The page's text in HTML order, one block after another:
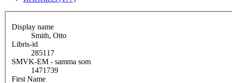
Display name
Smith, Otto
Libris-id
285117
SMVK-EM - samma som
1471739
First Name